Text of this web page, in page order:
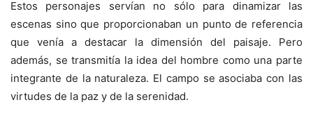
Estos personajes servían no sólo para dinamizar las
escenas sino que proporcionaban un punto de referencia
que venía a destacar la dimensión del paisaje. Pero
además, se transmitía la idea del hombre como una parte
integrante de la naturaleza. El campo se asociaba con las
virtudes de la paz y de la serenidad.